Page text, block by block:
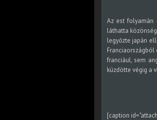
Az est folyamán
láthatta
legyőzte japán
franciául, sem
küzdötte végig a
[caption